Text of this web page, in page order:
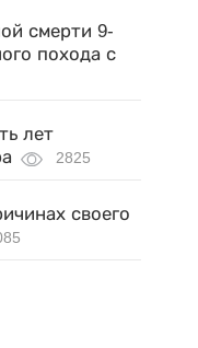
смерти 9-
похода с
лет
2825
своего